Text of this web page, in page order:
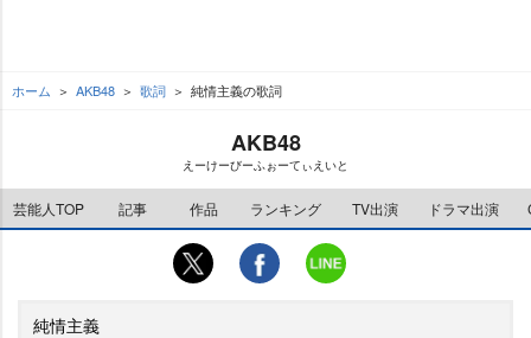
ホーム AKB48 歌詞 純情主義の歌詞
AKB48
えーけーびーふぉーてぃえいと
芸能人TOP 記事 作品 ランキング TV出演 ドラマ出演
純情主義